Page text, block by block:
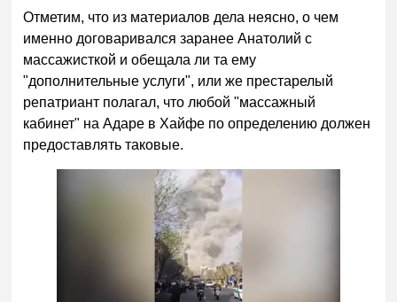
Отметим, что из материалов дела неясно, о чем
именно договаривался заранее Анатолий с
массажисткой и обещала ли та ему
"дополнительные услуги", или же престарелый
репатриант полагал, что любой "массажный
кабинет" на Адаре в Хайфе по определению должен
предоставлять таковые.